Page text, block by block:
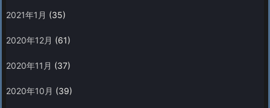
2021年1月 (35)
2020年12月 (61)
2020年11月 (37)
2020年10月 (39)